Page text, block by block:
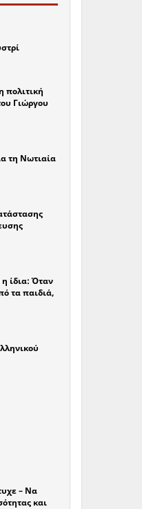
πολιτική
Γιώργου
τη Νωτιαία
η ίδια: Όταν
τα παιδιά,
– Να
και